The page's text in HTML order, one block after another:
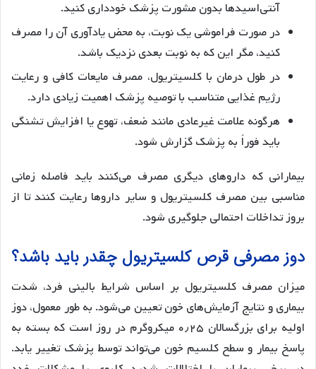
آنتی‌اسیدها بدون مشورت پزشک خودداری کنید.
در صورت فراموشی یک نوبت، به محض یادآوری آن را مصرف
کنید، مگر این که به نوبت بعدی نزدیک باشد.
در طول درمان با کلسیتریول، مصرف مایعات کافی و رعایت
رژیم غذایی متناسب با توصیه پزشک اهمیت زیادی دارد.
هرگونه علامت غیرعادی مانند ضعف، تهوع یا افزایش تشنگی
باید فوراً به پزشک گزارش شود.
بیمارانی که داروهای دیگری مصرف می‌کنند باید فاصله زمانی
مناسبی بین مصرف کلسیتریول و سایر داروها رعایت کنند تا از
بروز تداخلات احتمالی جلوگیری شود.
دوز مصرفی قرص کلسیتریول چقدر باید باشد؟
میزان مصرف کلسیتریول بر اساس شرایط بالینی فرد، شدت
بیماری و نتایج آزمایش‌های خون تعیین می‌شود. به طور معمول، دوز
اولیه برای بزرگسالان ۰٫۲۵ میکروگرم در روز است که بسته به
پاسخ بیمار و سطح کلسیم خون می‌تواند توسط پزشک تغییر یابد.